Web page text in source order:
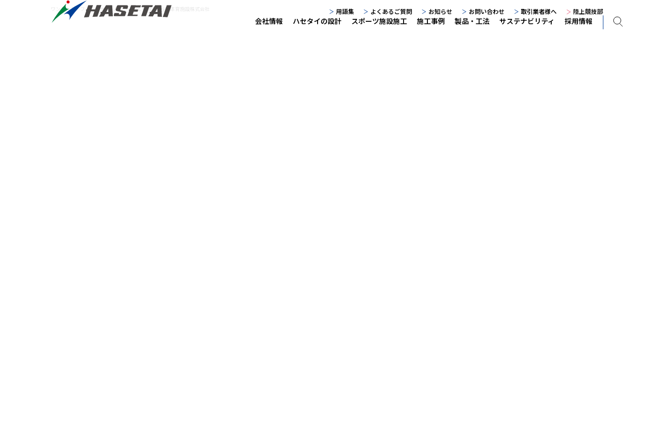
ワンダーターフ・システム | 人工芝 | 施工事例 | 長谷川体育施設株式会社
会社情報 ハセタイの設計 スポーツ施設施工 施工事例 製品・工法 サステナビリティ 採用情報
用語集 よくあるご質問 お知らせ お問い合わせ 取引業者様へ 陸上競技部